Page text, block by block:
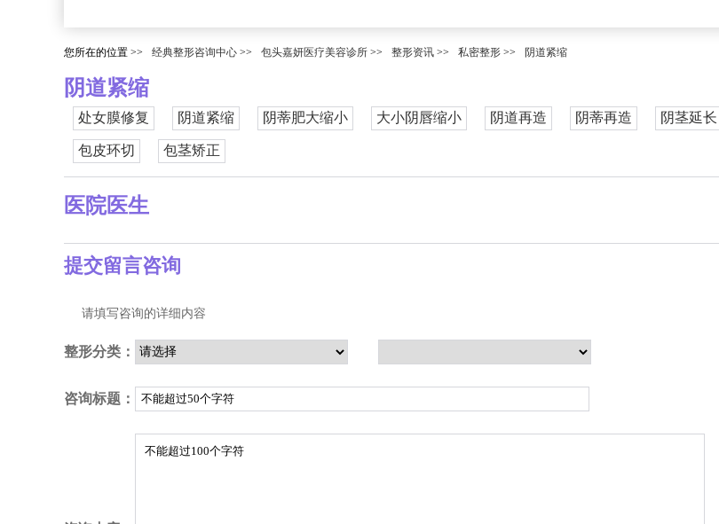
您所在的位置 >> 经典整形咨询中心 >> 包头嘉妍医疗美容诊所 >> 整形资讯 >> 私密整形 >> 阴道紧缩
阴道紧缩
处女膜修复 阴道紧缩 阴蒂肥大缩小 大小阴唇缩小 阴道再造 阴蒂再造 阴茎延长
包皮环切 包茎矫正
医院医生
提交留言咨询
请填写咨询的详细内容
整形分类：
咨询标题：